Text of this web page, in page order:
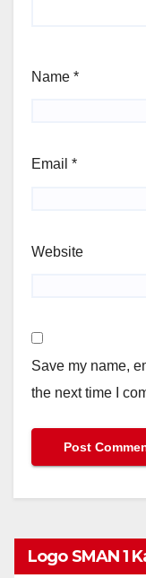
Name *
Email *
Website
Save my name,
the next time I
Logo SMAN 1